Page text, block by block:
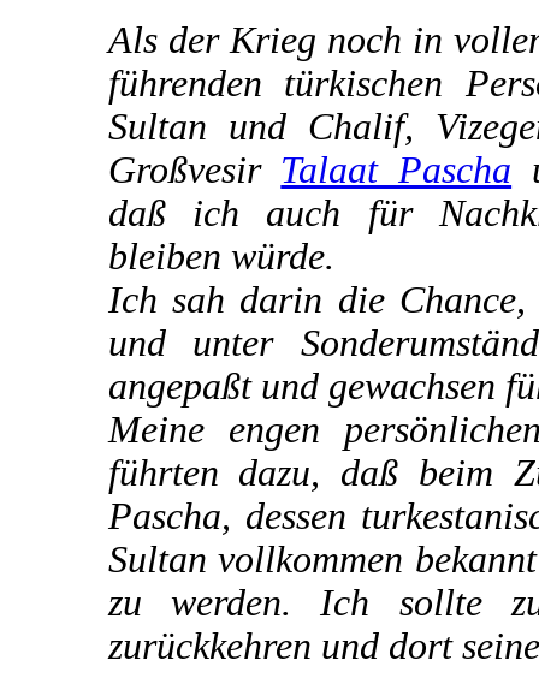
Als der Krieg noch in
führenden türkischen
Sultan und Chalif,
Großvesir Talaat Pascha
daß ich auch für
bleiben würde.
Ich sah darin die
und unter
angepaßt und gewachsen
Meine engen
führten dazu, daß beim
Pascha, dessen
Sultan vollkommen
zu werden. Ich sollte
zurückkehren und dort